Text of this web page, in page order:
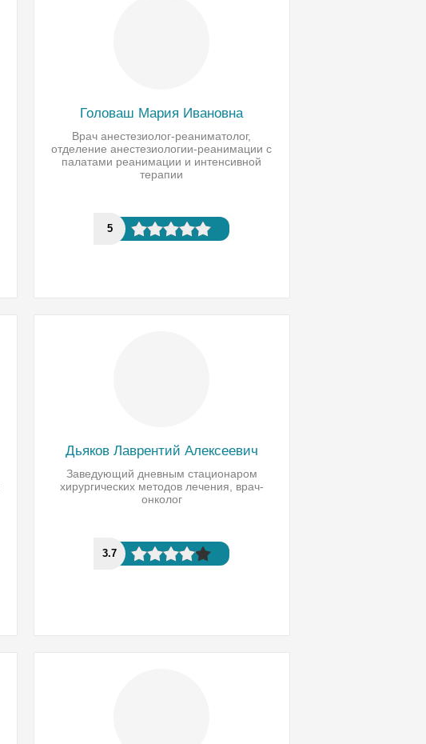
Головаш Мария Ивановна
Врач анестезиолог-реаниматолог,
отделение анестезиологии-реанимации с
палатами реанимации и интенсивной
терапии
5
Дьяков Лаврентий Алексеевич
Заведующий дневным стационаром
хирургических методов лечения, врач-
онколог
3.7